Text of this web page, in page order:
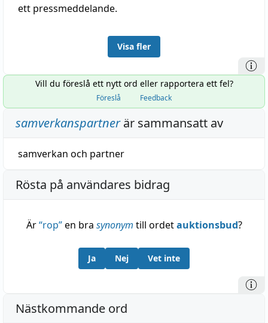
ett pressmeddelande.
Visa fler
Vill du föreslå ett nytt ord eller rapportera ett fel?
Föreslå Feedback
samverkanspartnerär sammansatt av
samverkan och partner
Rösta på användares bidrag
Är“rop”en bra synonym till ordetauktionsbud?
Ja Nej Vet inte
Nästkommande ord